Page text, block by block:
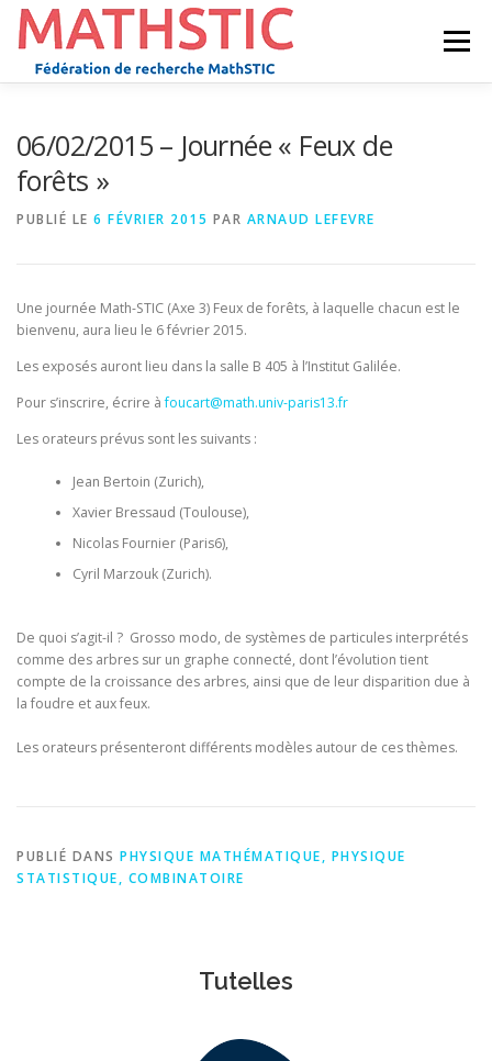
Aller
contenu
Menu
06/02/2015 – Journée « Feux de
forêts »
PUBLIÉ LE 6 FÉVRIER 2015 PAR ARNAUD LEFEVRE
Une journée Math-STIC (Axe 3) Feux de forêts, à laquelle chacun est le
bienvenu, aura lieu le 6 février 2015.
Les exposés auront lieu dans la salle B 405 à l’Institut Galilée.
Pour s’inscrire, écrire àfoucart@math.univ-paris13.fr
Les orateurs prévus sont les suivants :
Jean Bertoin (Zurich),
Xavier Bressaud (Toulouse),
Nicolas Fournier (Paris6),
Cyril Marzouk (Zurich).
De quoi s’agit-il ? Grosso modo, de systèmes de particules interprétés
comme des arbres sur un graphe connecté, dont l’évolution tient
compte de la croissance des arbres, ainsi que de leur disparition due à
la foudre et aux feux.
Les orateurs présenteront différents modèles autour de ces thèmes.
PUBLIÉ DANS PHYSIQUE MATHÉMATIQUE, PHYSIQUE
STATISTIQUE, COMBINATOIRE
Tutelles